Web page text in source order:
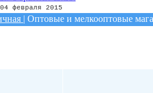
февраля 2015
| Оптовые и мелкооптовые